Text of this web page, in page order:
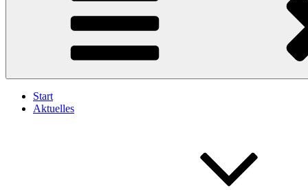
Start
Aktuelles